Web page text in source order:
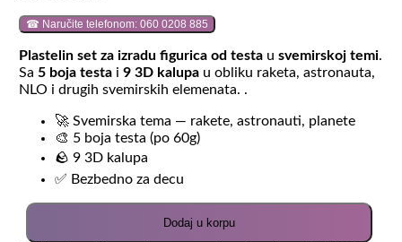
☎ Naručite telefonom: 060 0208 885
Plastelin set za izradu figurica od testau svemirskoj temi.
Sa 5 boja testai 9 3D kalupau obliku raketa, astronauta,
NLO i drugih svemirskih elemenata. .
🚀 Svemirska tema — rakete, astronauti, planete
🎨 5 boja testa (po 60g)
🪨 9 3D kalupa
✅ Bezbedno za decu
Dodaj u korpu